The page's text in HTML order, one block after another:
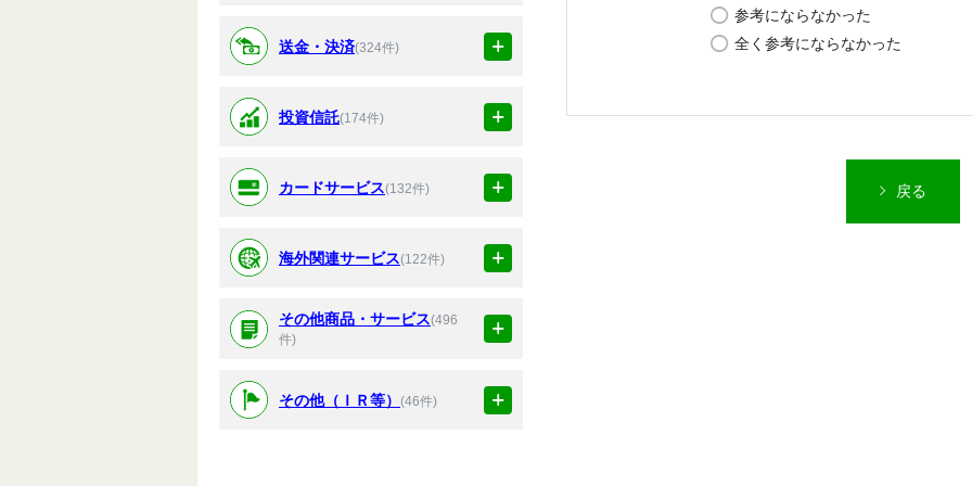
送金・決済(324件)
投資信託(174件)
カードサービス(132件)
海外関連サービス(122件)
その他商品・サービス(496
件)
その他（ＩＲ等） (46件)
参考にならなかった
全く参考にならなかった
戻る